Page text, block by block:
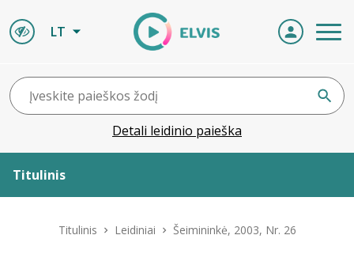
LT
Detali leidinio paieška
Titulinis
Titulinis Leidiniai Šeimininkė, 2003, Nr. 26